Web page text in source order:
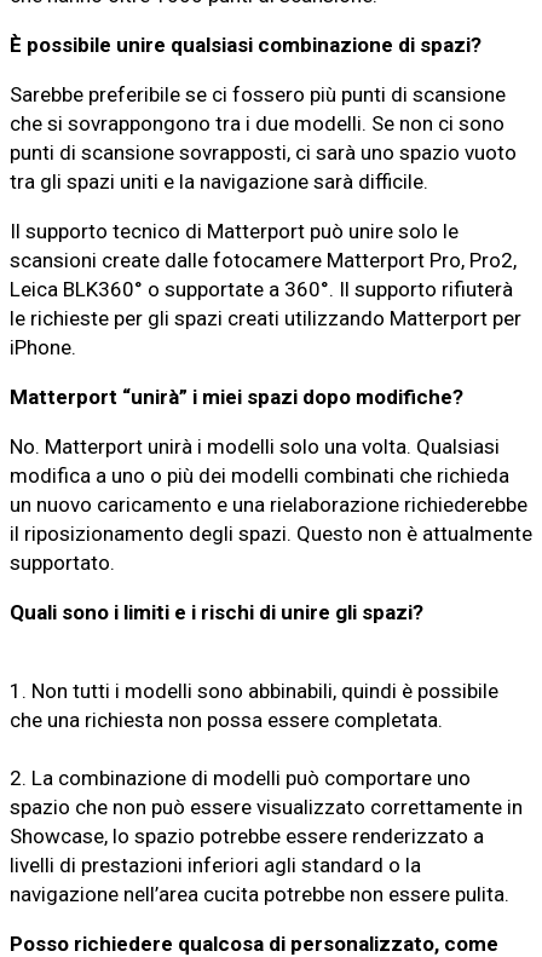
È possibile unire qualsiasi combinazione di spazi?
Sarebbe preferibile se ci fossero più punti di scansione
che si sovrappongono tra i due modelli. Se non ci sono
punti di scansione sovrapposti, ci sarà uno spazio vuoto
tra gli spazi uniti e la navigazione sarà difficile.
Il supporto tecnico di Matterport può unire solo le
scansioni create dalle fotocamere Matterport Pro, Pro2,
Leica BLK360° o supportate a 360°. Il supporto rifiuterà
le richieste per gli spazi creati utilizzando Matterport per
iPhone.
Matterport “unirà” i miei spazi dopo modifiche?
No. Matterport unirà i modelli solo una volta. Qualsiasi
modifica a uno o più dei modelli combinati che richieda
un nuovo caricamento e una rielaborazione richiederebbe
il riposizionamento degli spazi. Questo non è attualmente
supportato.
Quali sono i limiti e i rischi di unire gli spazi?
1. Non tutti i modelli sono abbinabili, quindi è possibile
che una richiesta non possa essere completata.
2. La combinazione di modelli può comportare uno
spazio che non può essere visualizzato correttamente in
Showcase, lo spazio potrebbe essere renderizzato a
livelli di prestazioni inferiori agli standard o la
navigazione nell’area cucita potrebbe non essere pulita.
Posso richiedere qualcosa di personalizzato, come